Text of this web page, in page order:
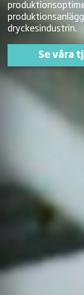
dryckesindustrin.
Se våra